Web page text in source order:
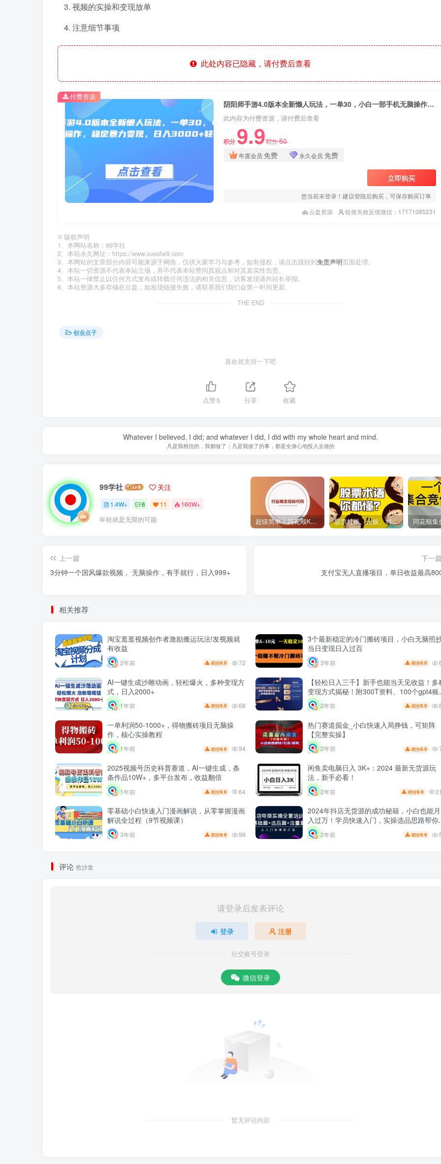
视频的实操和变现放单
注意细节事项
此处内容已隐藏，请付费后查看
阴阳师手游4.0版本全新懒人玩法，一单30，小白一部手机无脑操作，稳定暴力变现，日入3000+轻轻松松！
此内容为付费资源，请付费后查看
积分 9.9积分50
年度会员 免费 永久会员 免费
立即购买
您当前未登录！建议登陆后购买，可保存购买订单
云盘资源
链接失效反馈微信：17171085231
付费资源
© 版权声明
1、本网站名称：99学社
2、本站永久网址：https://www.xueshe9.com
3、本网站的文章部分内容可能来源于网络，仅供大家学习与参考，如有侵权，请点击跳转到免责声明页面处理。
4、本站一切资源不代表本站立场，并不代表本站赞同其观点和对其真实性负责。
5、本站一律禁止以任何方式发布或转载任何违法的相关信息，访客发现请向站长举报。
6、本站资源大多存储在云盘，如发现链接失效，请联系我们我们会第一时间更新。
THE END
创业点子
喜欢就支持一下吧
点赞5 分享 收藏
Whatever I believed, I did; and whatever I did, I did with my whole heart and mind.
凡是我相信的，我都做了；凡是我做了的事，都是全身心地投入去做的
99学社 关注
1.4W+ 6 11 160W+
年轻就是无限的可能 超级简单！同花顺K线界面显示行业概念指标代码图解 股票打板、上板、封板、翘板、炸板是什么意思？炒股你必须懂的暗语！
上一篇
3分钟一个国风爆款视频， 无脑操作，有手就行，日入999+
下一篇
支付宝无人直播项目，单日收益最高
相关推荐
淘宝逛逛视频创作者激励搬运玩法!发视频就
有收益
2年前 积分9.9 72
3个最新稳定的冷门搬砖项目，小白无脑照
当日变现日入过百
3年前 积分9.9
AI一键生成沙雕动画，轻松爆火，多种变现方
式，日入2000+
1年前 积分9.9 68
【轻松日入三千】新手也能当天见收益！多
变现方式揭秘！附300T资料、100个gpt4账
号、300破解软件！
2年前 积分9.9
一单利润50-1000+，得物搬砖项目无脑操
作，核心实操教程
1年前 积分9.9 94
热门赛道掘金_小白快速入局挣钱，可矩阵
【完整实操】
2年前 积分9.9
2025视频号历史科普赛道，AI一键生成，条
条作品10W+，多平台发布，收益翻倍
1年前 积分9.9 64
闲鱼卖电脑日入 3K+：2024 最新无货源玩
法，新手必看！
2年前 积分9.9
零基础小白快速入门漫画解说，从零掌握漫画
解说全过程（9节视频课）
3年前 积分9.9 99
2024年抖店无货源的成功秘籍，小白也能月
入过万！学员快速入门，实操选品思路帮你
速出单！
2年前 积分9.9
评论 抢沙发
请登录后发表评论
登录 注册
社交账号登录
微信登录
暂无评论内容